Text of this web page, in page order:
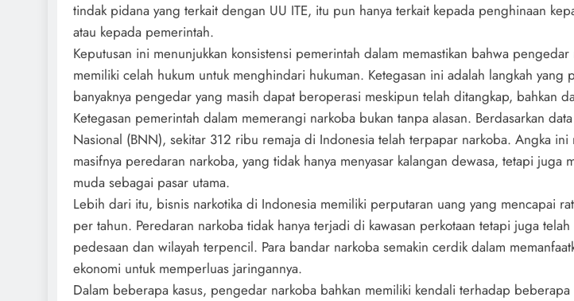
tindak pidana yang terkait dengan UU ITE, itu pun hanya terkait kepada penghinaan
atau kepada pemerintah.
Keputusan ini menunjukkan konsistensi pemerintah dalam memastikan bahwa
memiliki celah hukum untuk menghindari hukuman. Ketegasan ini adalah langkah yang
banyaknya pengedar yang masih dapat beroperasi meskipun telah ditangkap, bahkan
Ketegasan pemerintah dalam memerangi narkoba bukan tanpa alasan. Berdasarkan
Nasional (BNN), sekitar 312 ribu remaja di Indonesia telah terpapar narkoba. Angka ini
masifnya peredaran narkoba, yang tidak hanya menyasar kalangan dewasa, tetapi juga
muda sebagai pasar utama.
Lebih dari itu, bisnis narkotika di Indonesia memiliki perputaran uang yang mencapai
per tahun. Peredaran narkoba tidak hanya terjadi di kawasan perkotaan tetapi juga
pedesaan dan wilayah terpencil. Para bandar narkoba semakin cerdik dalam
ekonomi untuk memperluas jaringannya.
Dalam beberapa kasus, pengedar narkoba bahkan memiliki kendali terhadap beberapa